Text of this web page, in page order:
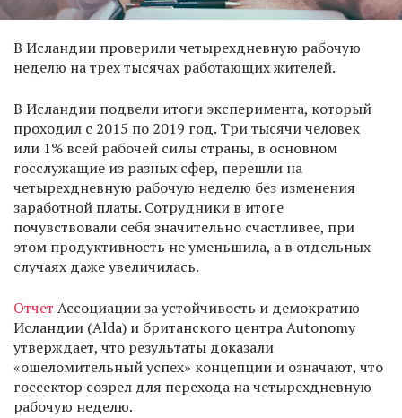
В Исландии проверили четырехдневную рабочую
неделю на трех тысячах работающих жителей.
В Исландии подвели итоги эксперимента, который
проходил с 2015 по 2019 год. Три тысячи человек
или 1% всей рабочей силы страны, в основном
госслужащие из разных сфер, перешли на
четырехдневную рабочую неделю без изменения
заработной платы. Сотрудники в итоге
почувствовали себя значительно счастливее, при
этом продуктивность не уменьшила, а в отдельных
случаях даже увеличилась.
Отчет Ассоциации за устойчивость и демократию
Исландии (Alda) и британского центра Autonomy
утверждает, что результаты доказали
«ошеломительный успех» концепции и означают, что
госсектор созрел для перехода на четырехдневную
рабочую неделю.